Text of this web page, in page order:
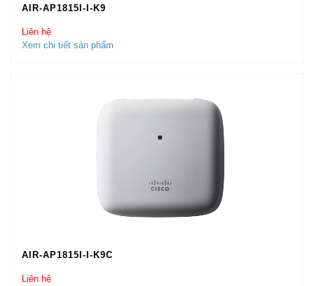
AIR-AP1815I-I-K9
Liên hệ
Xem chi tiết sản phẩm
AIR-AP1815I-I-K9C
Liên hệ